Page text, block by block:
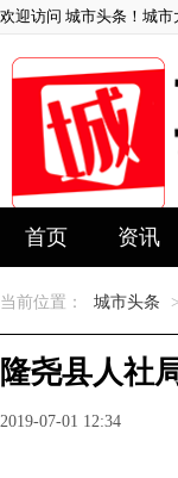
欢迎访问 城市头条！城市
首页 资讯
当前位置： 城市头条 >
隆尧县人社
2019-07-01 12:34